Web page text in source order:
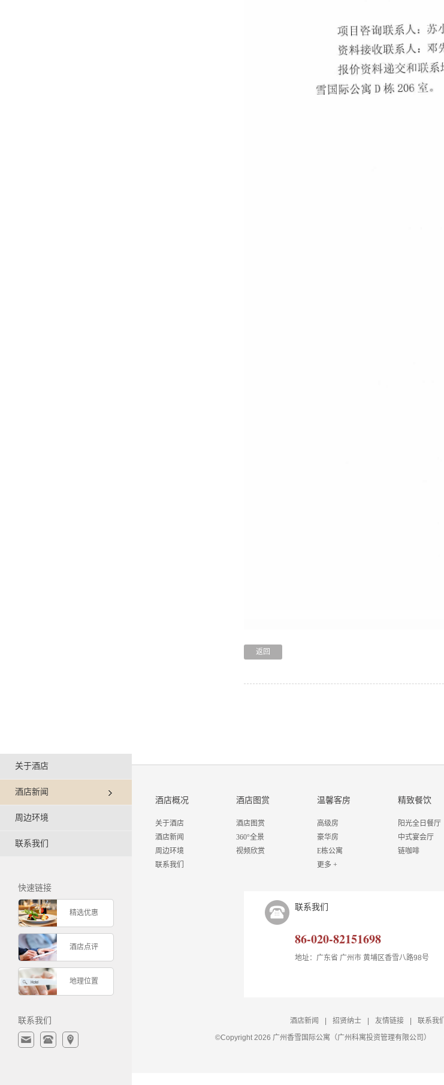
返回
关于酒店
酒店新闻
周边环境
联系我们
快速链接
精选优惠
酒店点评
地理位置
联系我们
酒店概况
关于酒店
酒店新闻
周边环境
联系我们
酒店图赏
酒店图赏
360°全景
视频欣赏
温馨客房
高级房
豪华房
E栋公寓
更多 +
精致餐饮
阳光全日餐厅
中式宴会厅
链咖啡
联系我们
86-020-82151698
地址：广东省 广州市 黄埔区香雪八路98号
酒店新闻 招贤纳士 友情链接 联系我们
©Copyright 2026 广州香雪国际公寓（广州科寓投资管理有限公司）